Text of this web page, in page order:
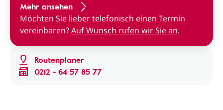
Routenplaner
0212 - 64 57 85 77
Mehr ansehen
Möchten Sie lieber telefonisch einen Termin
vereinbaren?Auf Wunsch rufen wir Sie an.